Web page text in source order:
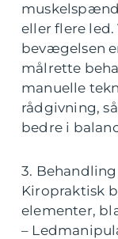
eller flere led.
bevægelsen
målrette
manuelle
rådgivning,
bedre i
3. Behandling
Kiropraktisk
elementer,
–